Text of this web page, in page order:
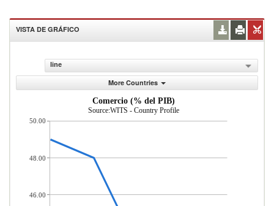
VISTA DE GRÁFICO
line
More Countries
Comercio (% del PIB)
Source:WITS - Country Profile
50.00
48.00
46.00